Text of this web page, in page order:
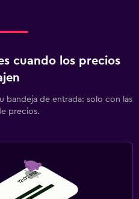
cuando los precios
bandeja de entrada: solo con las
precios.